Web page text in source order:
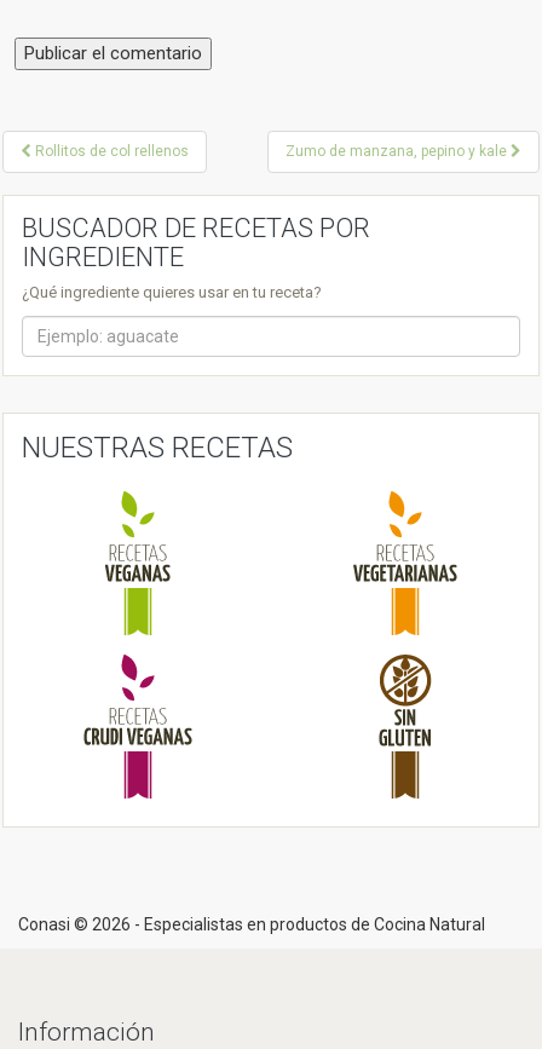
P
o
v
i
Rollitos de col rellenos Zumo de manzana, pepino y kale
BUSCADOR DE RECETAS POR
INGREDIENTE
¿Qué ingrediente quieres usar en tu receta?
NUESTRAS RECETAS
Conasi © 2026 - Especialistas en productos de Cocina Natural
Información